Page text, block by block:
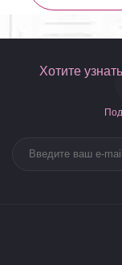
Хотите